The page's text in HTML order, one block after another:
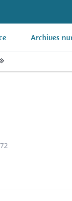
Archives
suivante : 1/3